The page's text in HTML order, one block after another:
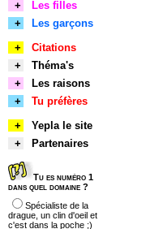
+
Les filles
+
Les garçons
+
Citations
+
Théma's
+
Les raisons
+
Tu préfères
+
Yepla le site
+
Partenaires
Tu es numéro 1
dans quel domaine ?
Spécialiste de la
drague, un clin d'oeil et
c'est dans la poche ;)